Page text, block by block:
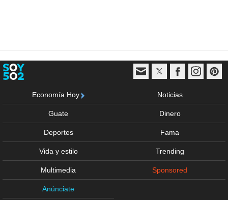
Economía Hoy Noticias
Guate Dinero
Deportes Fama
Vida y estilo Trending
Multimedia Sponsored
Anúnciate